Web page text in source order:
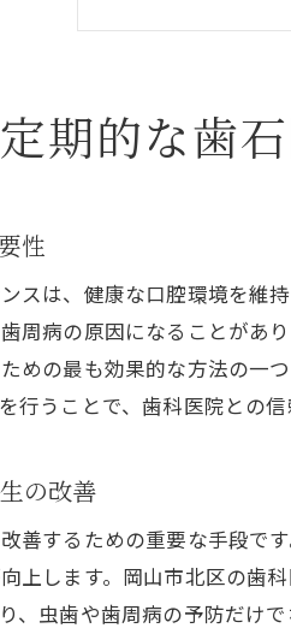
歯石が引
歯石除去
岡山市北区で
最新の設
経験豊富
リラック
アフター
歯周病と
歯石によ
家庭でで
期的な歯
性
スは、健康な口腔環境を維
周病の原因になることがあ
めの最も効果的な方法の一
行うことで、歯科医院との
の改善
善するための重要な手段で
上します。岡山市北区の歯
、虫歯や歯周病の予防だけ